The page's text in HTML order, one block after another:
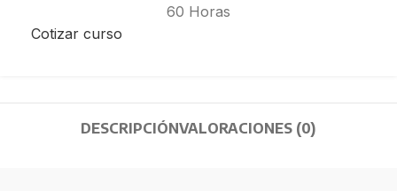
60 Horas
Cotizar curso
DESCRIPCIÓNVALORACIONES (0)